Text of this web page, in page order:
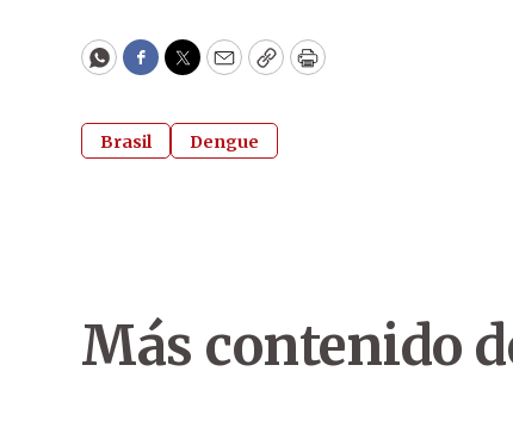
WhatsApp
Facebook
Twitter
EmailCopyPrint
Brasil Dengue
Más contenido